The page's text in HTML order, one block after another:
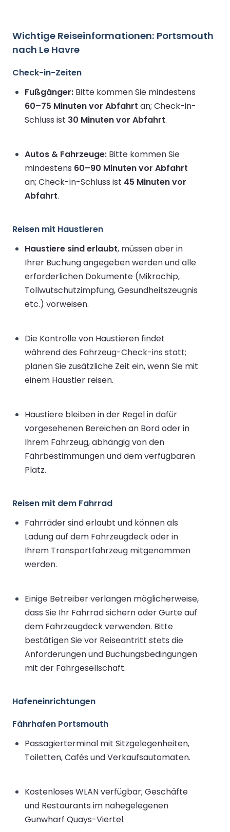
Wichtige Reiseinformationen: Portsmouth
nach Le Havre
Check-in-Zeiten
Fußgänger: Bitte kommen Sie mindestens
60–75 Minuten vor Abfahrt an; Check-in-
Schluss ist 30 Minuten vor Abfahrt.
Autos & Fahrzeuge: Bitte kommen Sie
mindestens 60–90 Minuten vor Abfahrt
an; Check-in-Schluss ist 45 Minuten vor
Abfahrt.
Reisen mit Haustieren
Haustiere sind erlaubt, müssen aber in
Ihrer Buchung angegeben werden und alle
erforderlichen Dokumente (Mikrochip,
Tollwutschutzimpfung, Gesundheitszeugnis
etc.) vorweisen.
Die Kontrolle von Haustieren findet
während des Fahrzeug-Check-ins statt;
planen Sie zusätzliche Zeit ein, wenn Sie mit
einem Haustier reisen.
Haustiere bleiben in der Regel in dafür
vorgesehenen Bereichen an Bord oder in
Ihrem Fahrzeug, abhängig von den
Fährbestimmungen und dem verfügbaren
Platz.
Reisen mit dem Fahrrad
Fahrräder sind erlaubt und können als
Ladung auf dem Fahrzeugdeck oder in
Ihrem Transportfahrzeug mitgenommen
werden.
Einige Betreiber verlangen möglicherweise,
dass Sie Ihr Fahrrad sichern oder Gurte auf
dem Fahrzeugdeck verwenden. Bitte
bestätigen Sie vor Reiseantritt stets die
Anforderungen und Buchungsbedingungen
mit der Fährgesellschaft.
Hafeneinrichtungen
Fährhafen Portsmouth
Passagierterminal mit Sitzgelegenheiten,
Toiletten, Cafés und Verkaufsautomaten.
Kostenloses WLAN verfügbar; Geschäfte
und Restaurants im nahegelegenen
Gunwharf Quays-Viertel.